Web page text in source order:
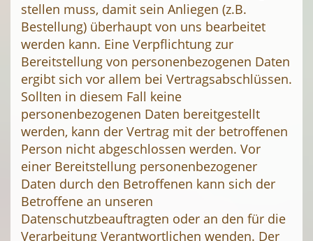
stellen muss, damit sein Anliegen (z.B.
Bestellung) überhaupt von uns bearbeitet
werden kann. Eine Verpflichtung zur
Bereitstellung von personenbezogenen Daten
ergibt sich vor allem bei Vertragsabschlüssen.
Sollten in diesem Fall keine
personenbezogenen Daten bereitgestellt
werden, kann der Vertrag mit der betroffenen
Person nicht abgeschlossen werden. Vor
einer Bereitstellung personenbezogener
Daten durch den Betroffenen kann sich der
Betroffene an unseren
Datenschutzbeauftragten oder an den für die
Verarbeitung Verantwortlichen wenden. Der